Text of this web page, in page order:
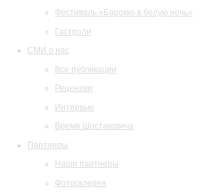
Фестиваль «Барокко в белую ночь»
Гастроли
СМИ о нас
Все публикации
Рецензии
Интервью
Время Шостаковича
Партнеры
Наши партнеры
Фотогалерея